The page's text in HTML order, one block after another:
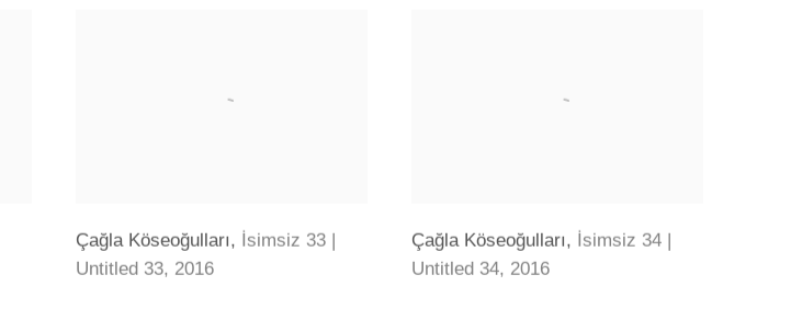
Çağla Köseoğulları, İsimsiz 33 |
Untitled 33, 2016
Çağla Köseoğulları, İsimsiz 34 |
Untitled 34, 2016